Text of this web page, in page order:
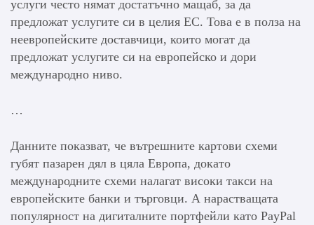
услуги често нямат достатъчно мащаб, за да
предложат услугите си в целия ЕС. Това е в полза на
неевропейските доставчици, които могат да
предложат услугите си на европейско и дори
международно ниво.
…
Данните показват, че вътрешните картови схеми
губят пазарен дял в цяла Европа, докато
международните схеми налагат високи такси на
европейските банки и търговци. А нарастващата
популярност на дигиталните портфейли като PayPal